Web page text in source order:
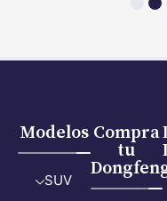
Modelos
SUV
Compra
tu